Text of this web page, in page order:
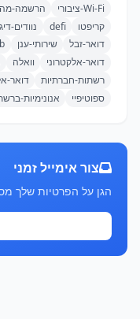
Wi-Fi-ציבורי
הרשמה-
קריפטו
defi נוודים-
דואר-זבל
שירותי-ענן
דואר-אלקטרוני
וואלה
רשתות-חברתיות
דואר-
ספוטיפיי
אנונימיות-
צור אימייל זמני
הגן על הפרטיות שלך